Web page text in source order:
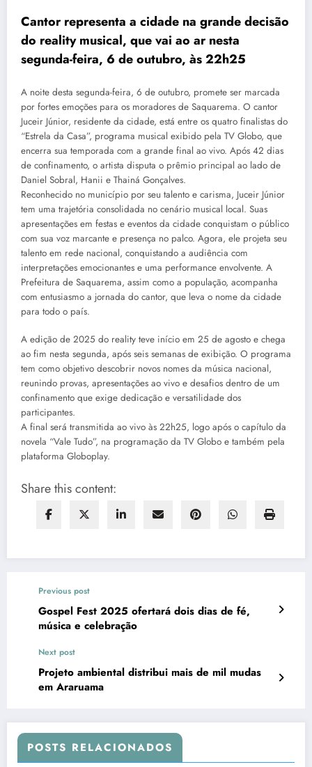
Cantor representa a cidade na grande decisão
do reality musical, que vai ao ar nesta
segunda-feira, 6 de outubro, às 22h25
A noite desta segunda-feira, 6 de outubro, promete ser marcada
por fortes emoções para os moradores de Saquarema. O cantor
Juceir Júnior, residente da cidade, está entre os quatro finalistas do
“Estrela da Casa”, programa musical exibido pela TV Globo, que
encerra sua temporada com a grande final ao vivo. Após 42 dias
de confinamento, o artista disputa o prêmio principal ao lado de
Daniel Sobral, Hanii e Thainá Gonçalves.
Reconhecido no município por seu talento e carisma, Juceir Júnior
tem uma trajetória consolidada no cenário musical local. Suas
apresentações em festas e eventos da cidade conquistam o público
com sua voz marcante e presença no palco. Agora, ele projeta seu
talento em rede nacional, conquistando a audiência com
interpretações emocionantes e uma performance envolvente. A
Prefeitura de Saquarema, assim como a população, acompanha
com entusiasmo a jornada do cantor, que leva o nome da cidade
para todo o país.
A edição de 2025 do reality teve início em 25 de agosto e chega
ao fim nesta segunda, após seis semanas de exibição. O programa
tem como objetivo descobrir novos nomes da música nacional,
reunindo provas, apresentações ao vivo e desafios dentro de um
confinamento que exige dedicação e versatilidade dos
participantes.
A final será transmitida ao vivo às 22h25, logo após o capítulo da
novela “Vale Tudo”, na programação da TV Globo e também pela
plataforma Globoplay.
Share this content:
Previous post
Gospel Fest 2025 ofertará dois dias de fé,
música e celebração
Next post
Projeto ambiental distribui mais de mil mudas
em Araruama
POSTS RELACIONADOS